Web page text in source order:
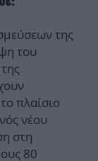
της
του
πλαίσιο
νέου
στη
80